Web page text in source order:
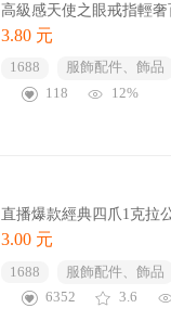
高級感天使之眼戒指輕
3.80 元
1688 服飾配件、飾品
118
12%
直播爆款經典四爪1克拉
3.00 元
1688 服飾配件、飾品
6352
3.6